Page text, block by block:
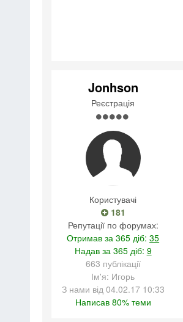
Jonhson
Реєстрація
Користувачі
181
Репутації по форумах:
Отримав за 365 діб:35
Надав за 365 діб: 9
663 публікації
Ім'я: Игорь
З нами від 04.02.17 10:33
Написав 80% теми